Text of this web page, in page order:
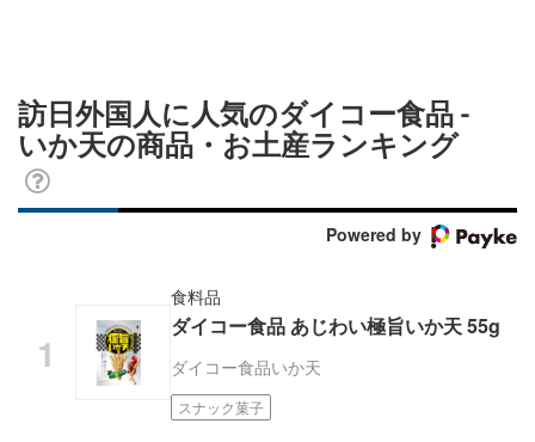
訪日外国人に人気のダイコー食品 -
いか天の商品・お土産ランキング
Powered by
食料品
ダイコー食品 あじわい極旨いか天 55g
ダイコー食品いか天
スナック菓子